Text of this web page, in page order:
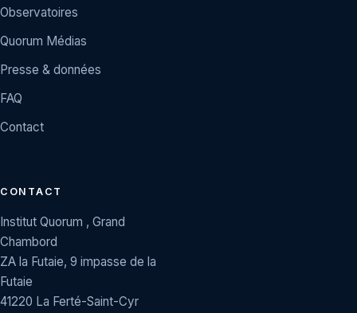
Observatoires
Quorum Médias
Presse & données
FAQ
Contact
CONTACT
Institut Quorum , Grand
Chambord
ZA la Futaie, 9 impasse de la
Futaie
41220 La Ferté-Saint-Cyr